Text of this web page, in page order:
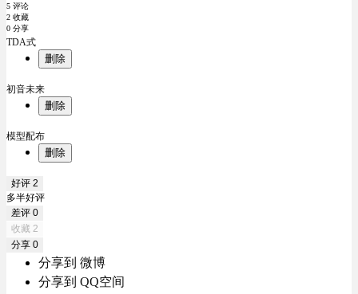
5 评论
2 收藏
0 分享
TDA式
删除
初音未来
删除
模型配布
删除
好评 2
多半好评
差评 0
收藏 2
分享 0
分享到 微博
分享到 QQ空间